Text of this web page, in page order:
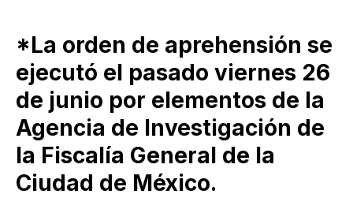
*La orden de aprehensión se
ejecutó el pasado viernes 26
de junio por elementos de la
Agencia de Investigación de
la Fiscalía General de la
Ciudad de México.